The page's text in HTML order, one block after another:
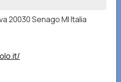
20030 Senago MI Italia